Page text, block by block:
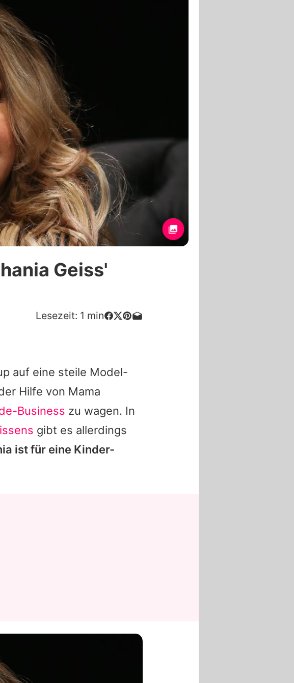
Geiss'
Lesezeit: 1 min
auf eine steile Model-
Hilfe von Mama
Business zu wagen. In
gibt es allerdings
ist für eine Kinder-